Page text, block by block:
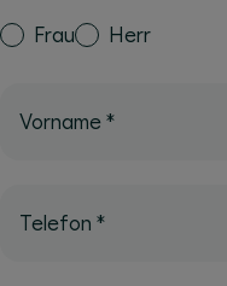
Frau Herr
Vorname *
Telefon *